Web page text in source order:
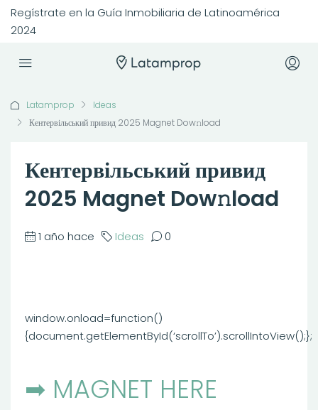
Regístrate en la Guía Inmobiliaria de Latinoamérica
2024
Latamprop
Ideas
Кентервільський привид 2025 Magnet Dow𝚗load
Кентервільський привид
2025 Magnet Dow𝚗load
1 año hace Ideas 0
window.onload=function()
{document.getElementById(‘scrollTo’).scrollIntoView();};
➡ MAGNET HERE